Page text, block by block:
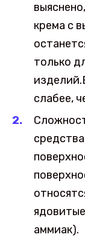
крема с
только
слабее,
аммиак).